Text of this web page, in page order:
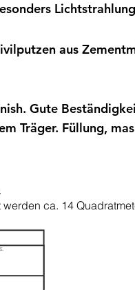
aus
Gute
Träger. Füllung,
werden ca. 14